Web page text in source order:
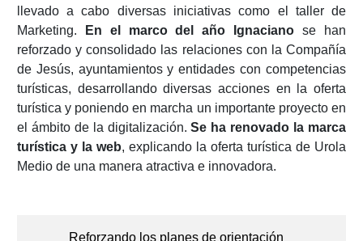
llevado a cabo diversas iniciativas como el taller de
Marketing.
En el marco del año Ignaciano se han
reforzado y consolidado las relaciones con la Compañía
de Jesús, ayuntamientos y entidades con competencias
turísticas, desarrollando diversas acciones en la oferta
turística y poniendo en marcha un importante proyecto en
el ámbito de la digitalización.Se ha renovado la marca
turística y la web, explicando la oferta turística de Urola
Medio de una manera atractiva e innovadora.
Reforzando los planes de orientación